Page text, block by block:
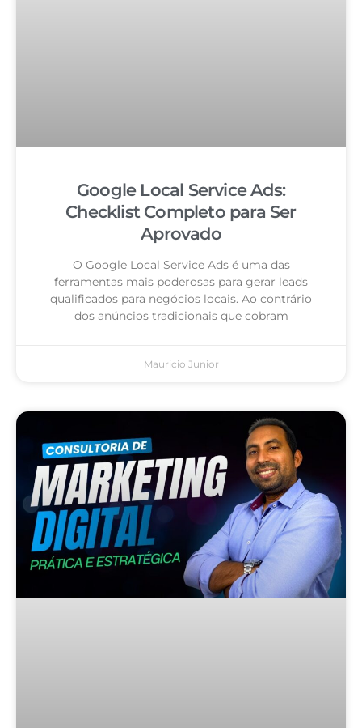
Google Local Service Ads:
Checklist Completo para Ser
Aprovado
O Google Local Service Ads é uma das
ferramentas mais poderosas para gerar leads
qualificados para negócios locais. Ao contrário
dos anúncios tradicionais que cobram
Mauricio Junior